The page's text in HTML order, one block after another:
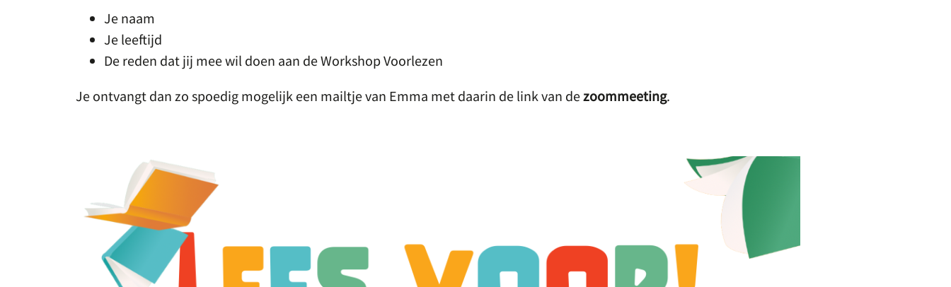
Je naam
Je leeftijd
De reden dat jij mee wil doen aan de Workshop Voorlezen
Je ontvangt dan zo spoedig mogelijk een mailtje van Emma met daarin de link van dezoommeeting.